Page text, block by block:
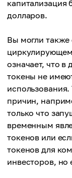
капитализация
долларов.
Вы могли
означает, что
токены не
причин,
только что
временным
токенов или
токенов для
инвесторов, но